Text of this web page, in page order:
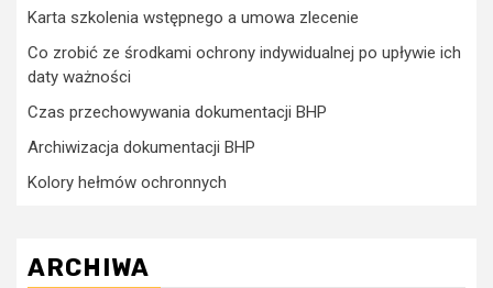
Karta szkolenia wstępnego a umowa zlecenie
Co zrobić ze środkami ochrony indywidualnej po upływie ich
daty ważności
Czas przechowywania dokumentacji BHP
Archiwizacja dokumentacji BHP
Kolory hełmów ochronnych
ARCHIWA